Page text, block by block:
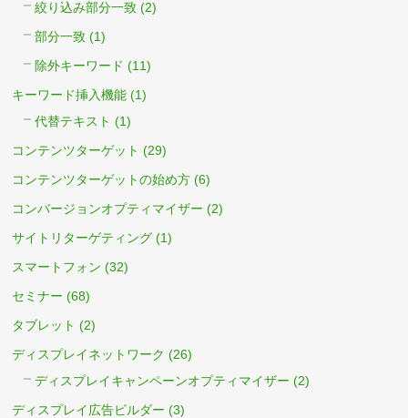
絞り込み部分一致 (2)
部分一致 (1)
除外キーワード (11)
キーワード挿入機能 (1)
代替テキスト (1)
コンテンツターゲット (29)
コンテンツターゲットの始め方 (6)
コンバージョンオプティマイザー (2)
サイトリターゲティング (1)
スマートフォン (32)
セミナー (68)
タブレット (2)
ディスプレイネットワーク (26)
ディスプレイキャンペーンオプティマイザー (2)
ディスプレイ広告ビルダー (3)